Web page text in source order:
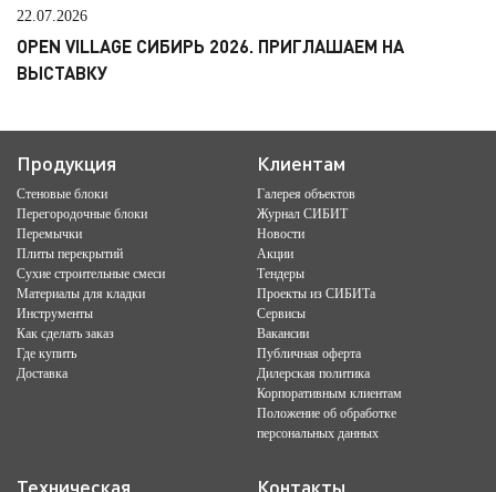
22.07.2026
OPEN VILLAGE СИБИРЬ 2026. ПРИГЛАШАЕМ НА
ВЫСТАВКУ
Продукция
Стеновые блоки
Перегородочные блоки
Перемычки
Плиты перекрытий
Сухие строительные смеси
Материалы для кладки
Инструменты
Как сделать заказ
Где купить
Доставка
Клиентам
Галерея объектов
Журнал СИБИТ
Новости
Акции
Тендеры
Проекты из СИБИТа
Сервисы
Вакансии
Публичная оферта
Дилерская политика
Корпоративным клиентам
Положение об обработке
персональных данных
Техническая
Контакты